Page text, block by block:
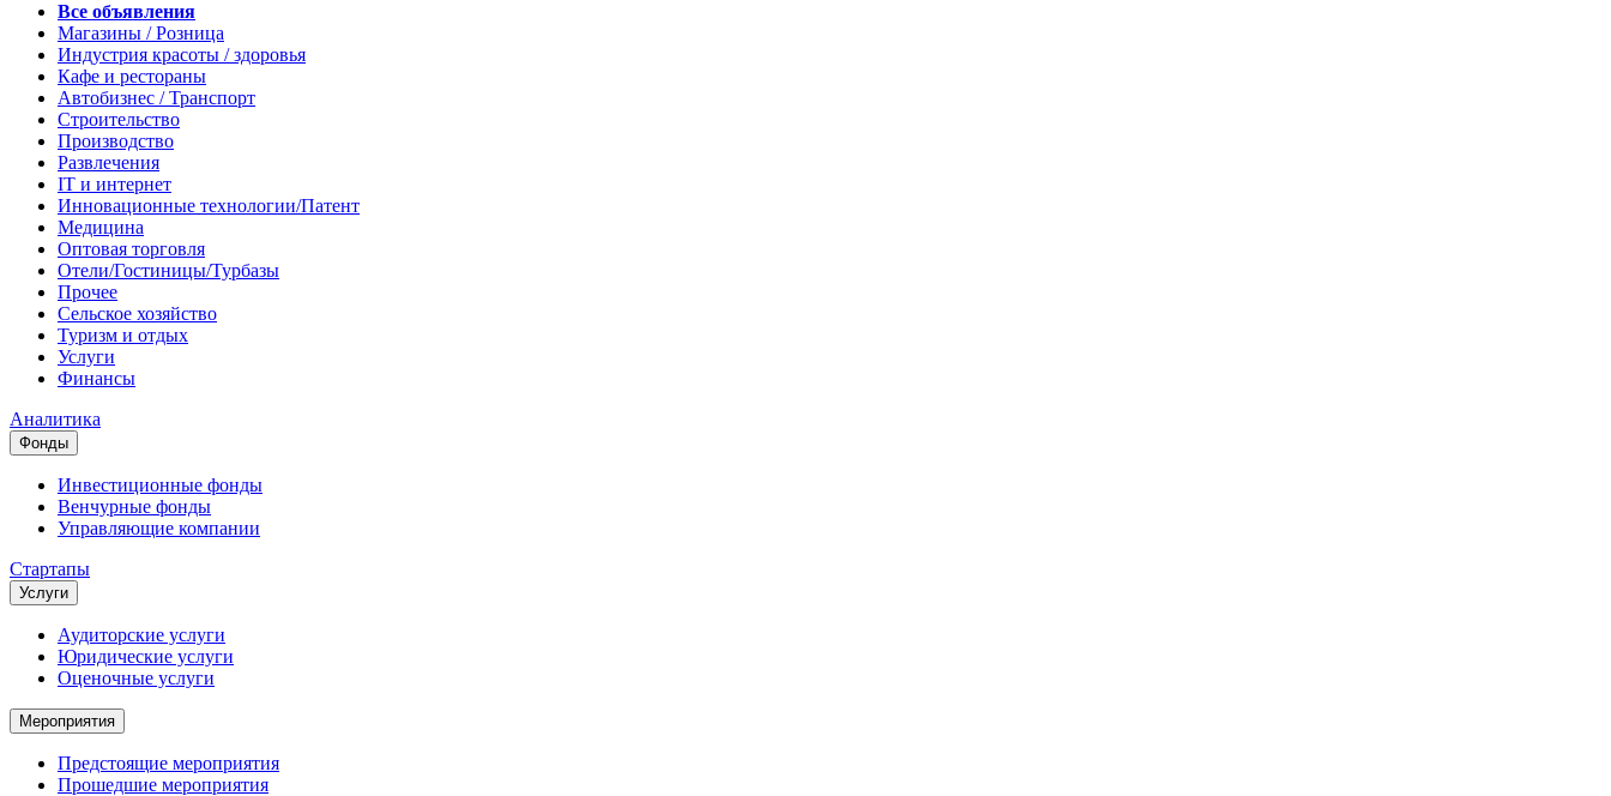
Все объявления
Магазины / Розница
Индустрия красоты / здоровья
Кафе и рестораны
Автобизнес / Транспорт
Строительство
Производство
Развлечения
IT и интернет
Инновационные технологии/Патент
Медицина
Оптовая торговля
Отели/Гостиницы/Турбазы
Прочее
Сельское хозяйство
Туризм и отдых
Услуги
Финансы
Аналитика
Фонды
Инвестиционные фонды
Венчурные фонды
Управляющие компании
Стартапы
Услуги
Аудиторские услуги
Юридические услуги
Оценочные услуги
Мероприятия
Предстоящие мероприятия
Прошедшие мероприятия